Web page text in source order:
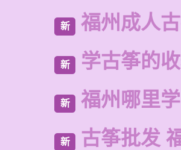
新 福州成人
新 学古筝的
新 福州哪里
新 古筝批发